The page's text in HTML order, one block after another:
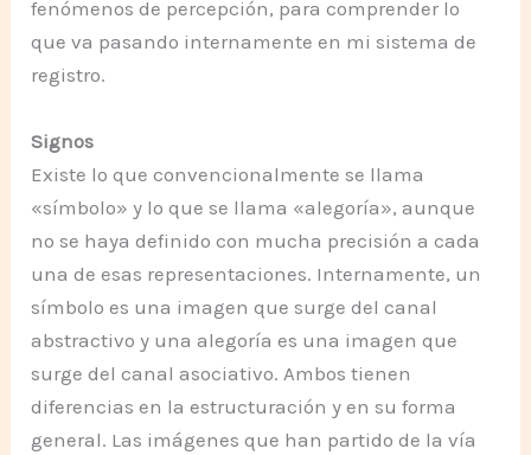
fenómenos de percepción, para comprender lo
que va pasando internamente en mi sistema de
registro.
Signos
Existe lo que convencionalmente se llama
«símbolo» y lo que se llama «alegoría», aunque
no se haya definido con mucha precisión a cada
una de esas representaciones. Internamente, un
símbolo es una imagen que surge del canal
abstractivo y una alegoría es una imagen que
surge del canal asociativo. Ambos tienen
diferencias en la estructuración y en su forma
general. Las imágenes que han partido de la vía